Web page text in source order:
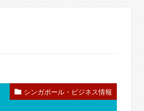
シンガポール・ビジネス情報